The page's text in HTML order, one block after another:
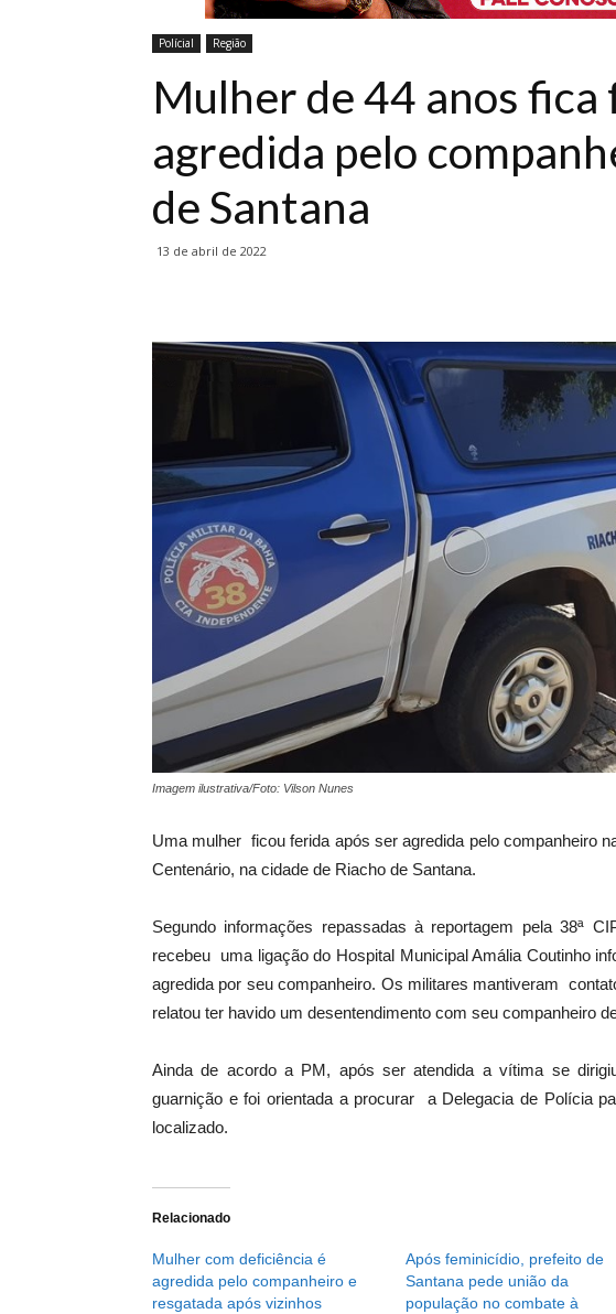
Polícial Região
Mulher de 44 anos fica
agredida pelo
de Santana
13 de abril de 2022
Imagem ilustrativa/Foto: Vilson Nunes
Uma mulher ficou ferida após ser agredida pelo companheiro
Centenário, na cidade de Riacho de Santana.
Segundo informações repassadas à reportagem pela 38ª
recebeu uma ligação do Hospital Municipal Amália Coutinho
agredida por seu companheiro. Os militares mantiveram
relatou ter havido um desentendimento com seu companheiro
Ainda de acordo a PM, após ser atendida a vítima se
guarnição e foi orientada a procurar a Delegacia de Polícia
localizado.
Relacionado
Mulher com deficiência é
agredida pelo companheiro e
resgatada após vizinhos
Após feminicídio, prefeito de
Santana pede união da
população no combate à